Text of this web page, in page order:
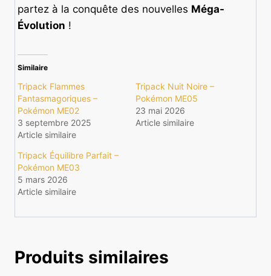
partez à la conquête des nouvelles Méga-
Évolution !
Similaire
Tripack Flammes
Fantasmagoriques –
Pokémon ME02
3 septembre 2025
Article similaire
Tripack Nuit Noire –
Pokémon ME05
23 mai 2026
Article similaire
Tripack Équilibre Parfait –
Pokémon ME03
5 mars 2026
Article similaire
Produits similaires